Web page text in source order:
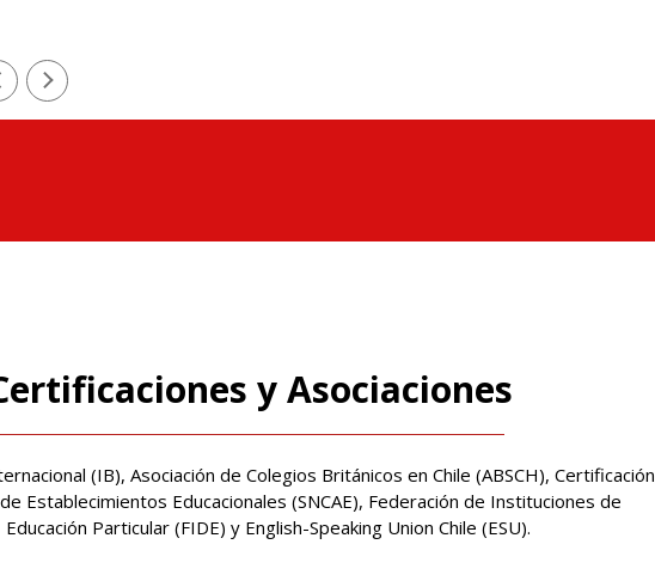
y Asociaciones
(IB), Asociación de Colegios Británicos en Chile (ABSCH), Certificación
Establecimientos Educacionales (SNCAE), Federación de Instituciones de
Educación Particular (FIDE) y English-Speaking Union Chile (ESU).